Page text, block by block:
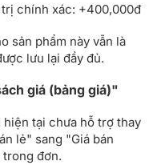
chính xác: +400,000đ
sản phẩm này vẫn là
lưu lại đầy đủ.
giá (bảng giá)"
tại chưa hỗ trợ thay
lẻ" sang "Giá bán
đơn.